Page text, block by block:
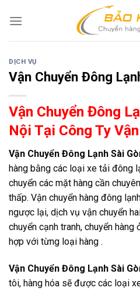
DỊCH VỤ
Vận Chuyển Đông
Vận Chuyển Đông
Nội Tại Công Ty
Vận Chuyển Đông Lạnh Sài
hàng bằng các loại xe tải đông
chuyển các mặt hàng cần
thấp. Vận chuyển hàng đông
ngược lại, dịch vụ vận chuyển
chuyển cạnh tranh, chuyển
hợp với từng loại hàng .
Vận Chuyển Đông Lạnh Sài
tôi, hàng hóa sẽ được các loại